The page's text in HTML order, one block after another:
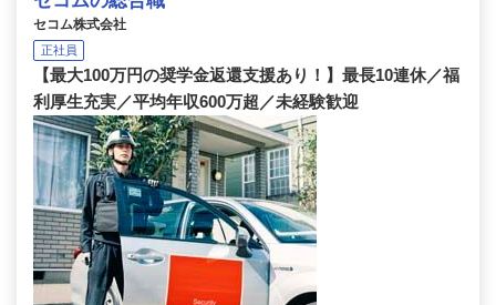
セコム株式会社
正社員
【最大100万円の奨学金返還支援あり！】最長10連休／福
利厚生充実／平均年収600万超／未経験歓迎